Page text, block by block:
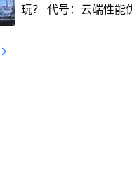
玩？ 代号：云端性能